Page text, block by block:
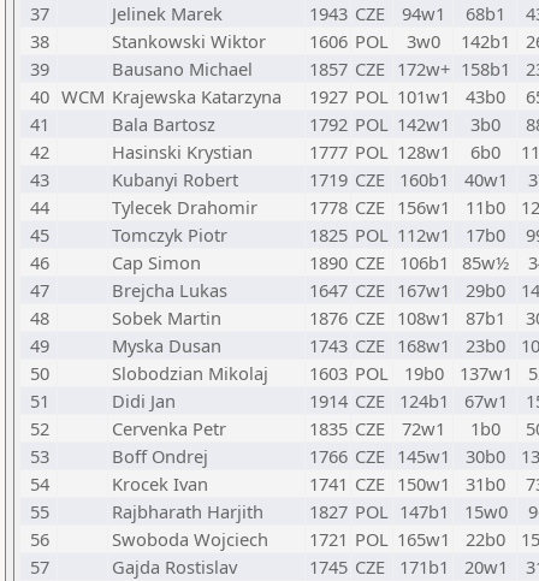
37
Jelinek Marek 1943 CZE 94w1 68b1
38
Stankowski Wiktor 1606 POL 3w0 142b1
39
Bausano Michael 1857 CZE 172w+ 158b1
40 WCM Krajewska Katarzyna 1927 POL 101w1 43b0
41
Bala Bartosz 1792 POL 142w1 3b0
42
Hasinski Krystian 1777 POL 128w1 6b0
43
Kubanyi Robert 1719 CZE 160b1 40w1
44
Tylecek Drahomir 1778 CZE 156w1 11b0
45
Tomczyk Piotr 1825 POL 112w1 17b0
46
Cap Simon 1890 CZE 106b1 85w½
47
Brejcha Lukas 1647 CZE 167w1 29b0
48
Sobek Martin 1876 CZE 108w1 87b1
49
Myska Dusan 1743 CZE 168w1 23b0
50
Slobodzian Mikolaj 1603 POL 19b0 137w1
51
Didi Jan 1914 CZE 124b1 67w1
52
Cervenka Petr 1835 CZE 72w1 1b0
53
Boff Ondrej 1766 CZE 145w1 30b0
54
Krocek Ivan 1741 CZE 150w1 31b0
55
Rajbharath Harjith 1827 POL 147b1 15w0
56
Swoboda Wojciech 1721 POL 165w1 22b0
57
Gajda Rostislav 1745 CZE 171b1 20w1